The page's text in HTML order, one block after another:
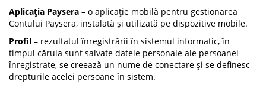
Aplicația Paysera – o aplicație mobilă pentru gestionarea
Contului Paysera, instalată și utilizată pe dispozitive mobile.
Profil – rezultatul înregistrării în sistemul informatic, în
timpul căruia sunt salvate datele personale ale persoanei
înregistrate, se creează un nume de conectare și se definesc
drepturile acelei persoane în sistem.